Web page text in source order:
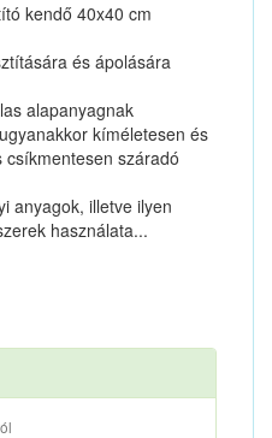
kendő 40x40 cm
és ápolására
alapanyagnak
kíméletesen és
száradó
anyagok, illetve ilyen
használata...